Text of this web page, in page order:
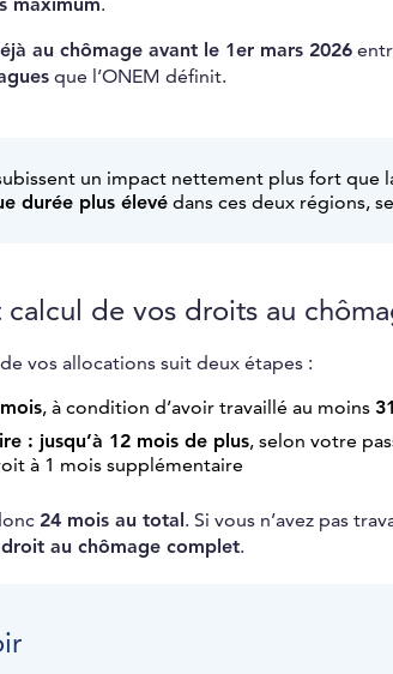
maximum.
au chômage avant le 1er mars 2026
que l’ONEM définit.
un impact nettement plus fort que
durée plus élevédans ces deux régions,
de vos droits au
de vos allocations suit deux étapes :
, à condition d’avoir travaillé au moins
: jusqu’à 12 mois de plus, selon votre
à 1 mois supplémentaire
24 mois au total. Si vous n’avez pas
au chômage complet.